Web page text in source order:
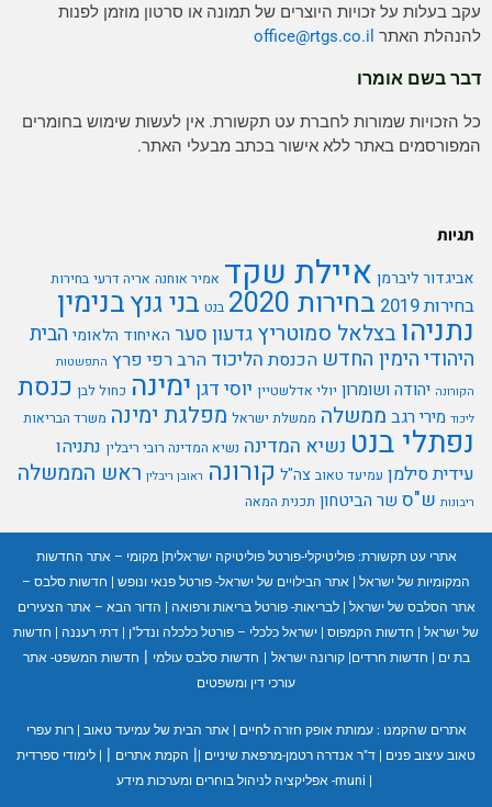
עקב בעלות על זכויות היוצרים של תמונה או סרטון מוזמן לפנות
להנהלת האתר
office@rtgs.co.il
דבר בשם אומרו
כל הזכויות שמורות לחברת עט תקשורת. אין לעשות שימוש בחומרים
המפורסמים באתר ללא אישור בכתב מבעלי האתר.
תגיות
אביגדור ליברמןאיילת שקד אמיר אוחנה אריה דרעי בחירות
בחירות 2019 בחירות 2020 בנט בני גנץבנימין
נתניהו בצלאל סמוטריץגדעון סערהאיחוד הלאומיהבית
היהודיהימין החדש הכנסתהליכודהרב רפי פרץ התפשטות
הקורונה יהודה ושומרון יולי אדלשטיין יוסי דגןימינה כחול לבן כנסת
ליכוד מירי רגבממשלה ממשלת ישראל מפלגת ימינה משרד הבריאות
נפתלי בנט נשיא המדינה נשיא המדינה רובי ריבלין נתניהו
עידית סילמן עמיעד טאוב צה"לקורונה ראובן ריבלין ראש הממשלה
ריבונות ש"סשר הביטחון תכנית המאה
אתרי עט תקשורת:פוליטיקלי-פורטל פוליטיקה ישראלית| מקומי – אתר החדשות
המקומיות של ישראל| אתר הבילויים של ישראל- פורטל פנאי ונופש|
חדשות סלבס –
אתר הסלבס של ישראל| לבריאות- פורטל בריאות ורפואה|
הדור הבא – אתר הצעירים
של ישראל| חדשות הקמפוס| ישראל כלכלי – פורטל כלכלה ונדל"ן| דתי רעננה|
חדשות
בת ים| חדשות חרדים| קורונה ישראל | חדשות סלבס עולמי| חדשות המשפט- אתר
עורכי דין ומשפטים
אתרים שהקמנו : עמותת אופק חזרה לחיים| אתר הבית של עמיעד טאוב|
רות עפרי
טאוב עיצוב פנים| ד"ר אנדרה רטמן-מרפאת שיניים|
| הקמת אתרים|
לימודי ספרדית
muni- אפליקציה לניהול בוחרים ומערכות מידע